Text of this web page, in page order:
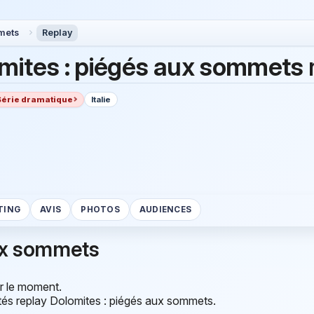
Replay
: piégés aux sommets
dramatique Italie
AVIS PHOTOS AUDIENCES
sommets
le moment.
replay Dolomites : piégés aux sommets.